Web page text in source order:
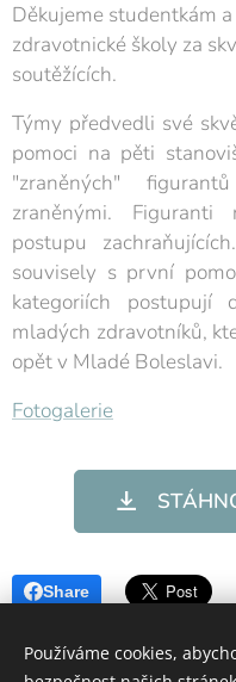
Děkujeme studentkám
zdravotnické školy za
soutěžících.
Týmy předvedli své
pomoci na pěti
"zraněných"
zraněnými.
postupu
souvisely s první
kategoriích postupují
mladých zdravotníků,
opět v Mladé Boleslavi.
Fotogalerie
Share
Používáme cookies,